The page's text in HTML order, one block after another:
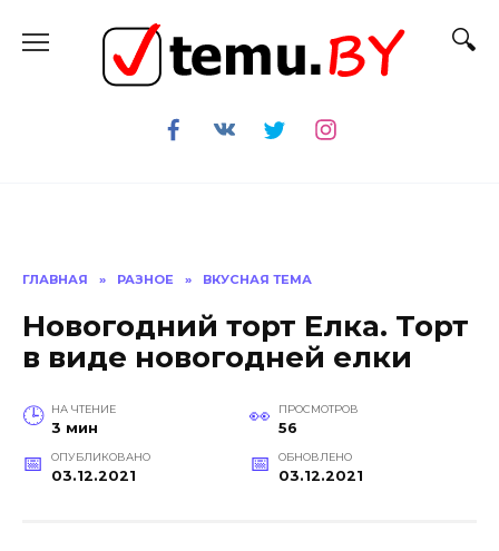
содержанию
ГЛАВНАЯ » РАЗНОЕ » ВКУСНАЯ ТЕМА
Новогодний торт Елка. Торт
в виде новогодней елки
НА ЧТЕНИЕ
3 мин
ПРОСМОТРОВ
56
ОПУБЛИКОВАНО
03.12.2021
ОБНОВЛЕНО
03.12.2021